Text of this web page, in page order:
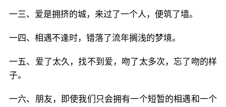
一三、爱是拥挤的城，来过了一个人，便筑了墙。
一四、相遇不逢时，错落了流年搁浅的梦境。
一五、爱了太久，找不到爱，吻了太多次，忘了吻的样
子。
一六、朋友，即使我们只会拥有一个短暂的相遇和一个